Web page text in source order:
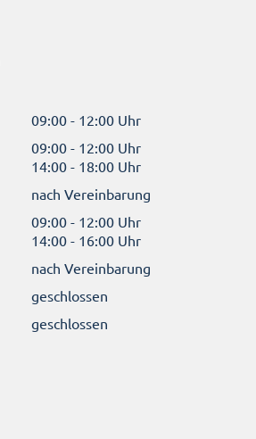
09:00 - 12:00 Uhr
09:00 - 12:00 Uhr
14:00 - 18:00 Uhr
nach Vereinbarung
09:00 - 12:00 Uhr
14:00 - 16:00 Uhr
nach Vereinbarung
geschlossen
geschlossen